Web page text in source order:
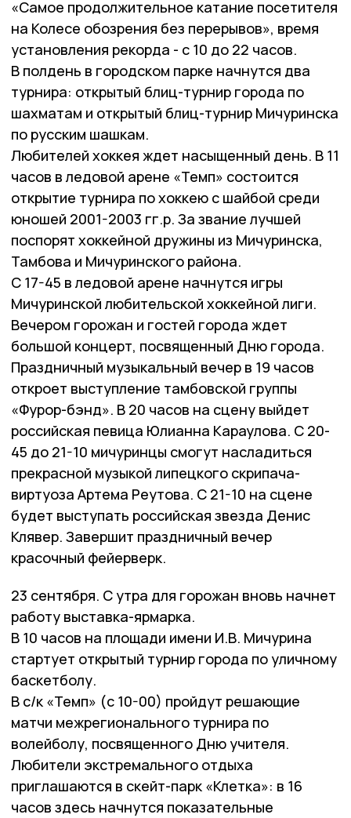
«Самое продолжительное катание посетителя
на Колесе обозрения без перерывов», время
установления рекорда - с 10 до 22 часов.
В полдень в городском парке начнутся два
турнира: открытый блиц-турнир города по
шахматам и открытый блиц-турнир Мичуринска
по русским шашкам.
Любителей хоккея ждет насыщенный день. В 11
часов в ледовой арене «Темп» состоится
открытие турнира по хоккею с шайбой среди
юношей 2001-2003 гг.р. За звание лучшей
поспорят хоккейной дружины из Мичуринска,
Тамбова и Мичуринского района.
С 17-45 в ледовой арене начнутся игры
Мичуринской любительской хоккейной лиги.
Вечером горожан и гостей города ждет
большой концерт, посвященный Дню города.
Праздничный музыкальный вечер в 19 часов
откроет выступление тамбовской группы
«Фурор-бэнд». В 20 часов на сцену выйдет
российская певица Юлианна Караулова. С 20-
45 до 21-10 мичуринцы смогут насладиться
прекрасной музыкой липецкого скрипача-
виртуоза Артема Реутова. С 21-10 на сцене
будет выступать российская звезда Денис
Клявер. Завершит праздничный вечер
красочный фейерверк.
23 сентября. С утра для горожан вновь начнет
работу выставка-ярмарка.
В 10 часов на площади имени И.В. Мичурина
стартует открытый турнир города по уличному
баскетболу.
В с/к «Темп» (с 10-00) пройдут решающие
матчи межрегионального турнира по
волейболу, посвященного Дню учителя.
Любители экстремального отдыха
приглашаются в скейт-парк «Клетка»: в 16
часов здесь начнутся показательные